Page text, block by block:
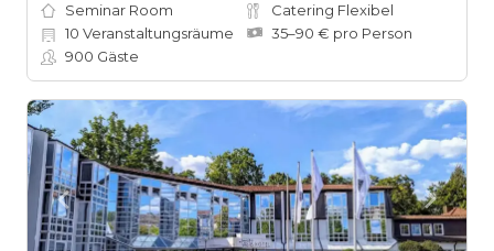
Seminar Room
Catering Flexibel
10 Veranstaltungsräume
35–90 € pro Person
900 Gäste